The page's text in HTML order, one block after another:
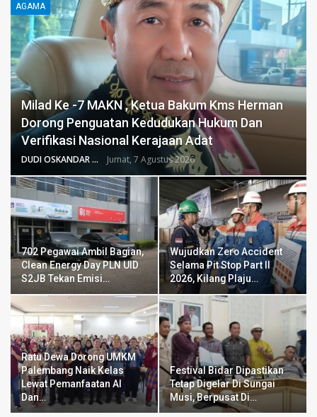
AGAMA
Milad Ke -7 MAKN , Ketua Bakum Kms Herman
Dorong Penguatan Kedudukan Hukum Dan
Verifikasi Nasional Kerajaan Adat
DUDI OSKANDAR Jumat, 7 Agustus 2026
702 Pegawai Ambil Bagian,
Clean Energy Day PLN UID
S2JB Tekan Emisi…
Wujudkan Zero Accident
Selama Pit Stop Part II
2026, Kilang Plaju…
Ratu Dewa Dorong UMKM
Palembang Naik Kelas
Lewat Pemanfaatan AI
Dan…
Festival Bidar Dipastikan
Tetap Digelar Di Sungai
Musi, Berpusat Di…